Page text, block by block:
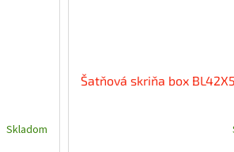
Skladom
Šatňová skriňa box BL42X5